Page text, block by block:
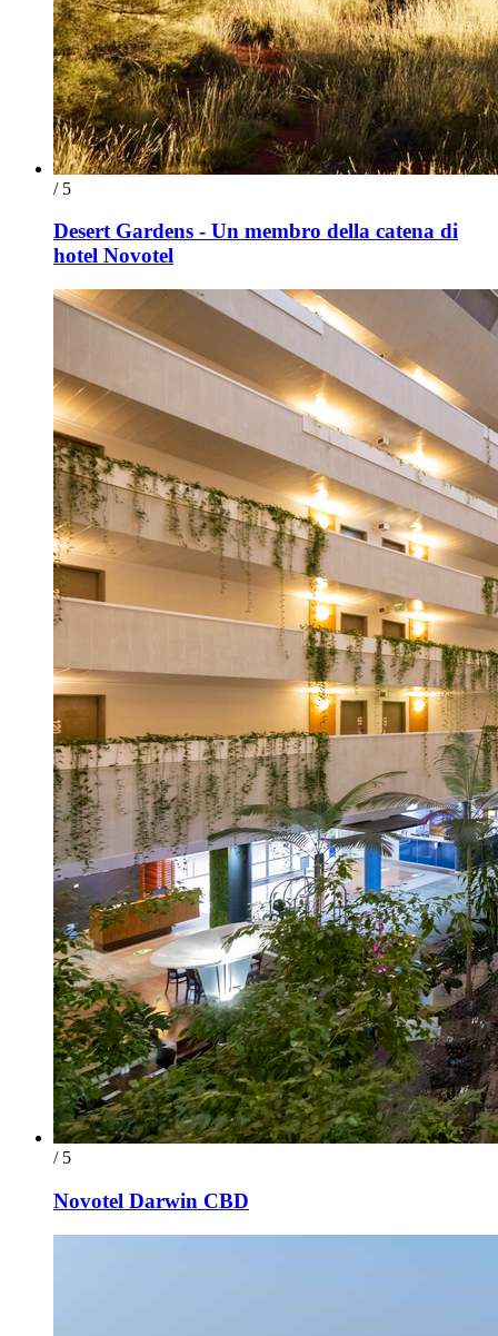
/ 5
Desert Gardens - Un membro della catena di
hotel Novotel
/ 5
Novotel Darwin CBD